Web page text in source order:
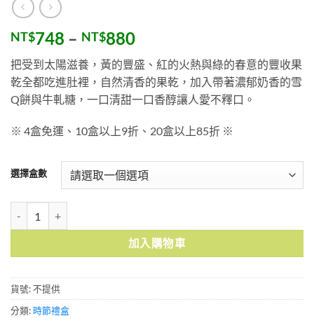
NT$748 – NT$880價
格
範
圍：
NT$748
到
NT$880
把受到太陽滋養，黃的豐盛、紅的火熱與綠的春意的豐收果
乾全都吃進肚裡，自然清香的果乾，加入帶著濃郁奶香的雪
Q餅與牛軋糖，一口清甜一口香醇讓人愛不釋口。
※ 4盒免運、10盒以上9折、20盒以上85折 ※
選擇盒數
加入購物車
貨號:不提供
分類: 時節禮盒